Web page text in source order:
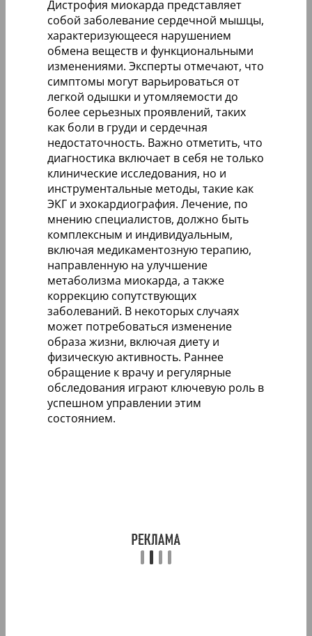
Дистрофия миокарда представляет
собой заболевание сердечной мышцы,
характеризующееся нарушением
обмена веществ и функциональными
изменениями. Эксперты отмечают, что
симптомы могут варьироваться от
легкой одышки и утомляемости до
более серьезных проявлений, таких
как боли в груди и сердечная
недостаточность. Важно отметить, что
диагностика включает в себя не только
клинические исследования, но и
инструментальные методы, такие как
ЭКГ и эхокардиография. Лечение, по
мнению специалистов, должно быть
комплексным и индивидуальным,
включая медикаментозную терапию,
направленную на улучшение
метаболизма миокарда, а также
коррекцию сопутствующих
заболеваний. В некоторых случаях
может потребоваться изменение
образа жизни, включая диету и
физическую активность. Раннее
обращение к врачу и регулярные
обследования играют ключевую роль в
успешном управлении этим
состоянием.